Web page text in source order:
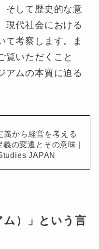
そして歴史的な意
現代社会における
て考察します。ま
覧いただくこと
アムの本質に迫る
義から経営を考える
の変遷とその意味 |
JAPAN
ム）」という言